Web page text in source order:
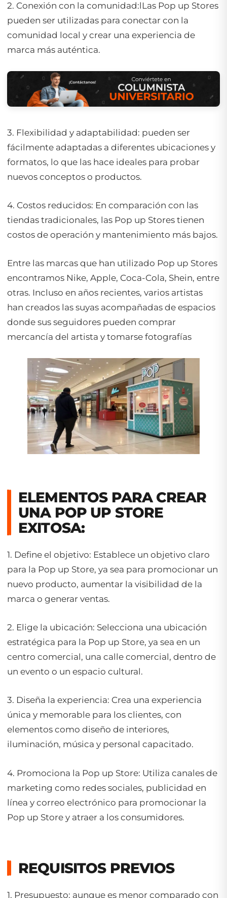
2. Conexión con la comunidad:lLas Pop up Stores
pueden ser utilizadas para conectar con la
comunidad local y crear una experiencia de
marca más auténtica.
3. Flexibilidad y adaptabilidad: pueden ser
fácilmente adaptadas a diferentes ubicaciones y
formatos, lo que las hace ideales para probar
nuevos conceptos o productos.
4. Costos reducidos: En comparación con las
tiendas tradicionales, las Pop up Stores tienen
costos de operación y mantenimiento más bajos.
Entre las marcas que han utilizado Pop up Stores
encontramos Nike, Apple, Coca-Cola, Shein, entre
otras. Incluso en años recientes, varios artistas
han creados las suyas acompañadas de espacios
donde sus seguidores pueden comprar
mercancía del artista y tomarse fotografías
ELEMENTOS PARA CREAR
UNA POP UP STORE
EXITOSA:
1. Define el objetivo: Establece un objetivo claro
para la Pop up Store, ya sea para promocionar un
nuevo producto, aumentar la visibilidad de la
marca o generar ventas.
2. Elige la ubicación: Selecciona una ubicación
estratégica para la Pop up Store, ya sea en un
centro comercial, una calle comercial, dentro de
un evento o un espacio cultural.
3. Diseña la experiencia: Crea una experiencia
única y memorable para los clientes, con
elementos como diseño de interiores,
iluminación, música y personal capacitado.
4. Promociona la Pop up Store: Utiliza canales de
marketing como redes sociales, publicidad en
línea y correo electrónico para promocionar la
Pop up Store y atraer a los consumidores.
REQUISITOS PREVIOS
1. Presupuesto: aunque es menor comparado con